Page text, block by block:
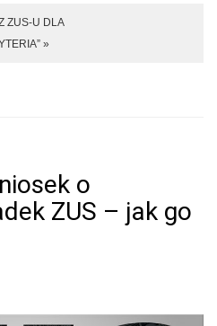
ZUS-U DLA
»
o
ZUS – jak go